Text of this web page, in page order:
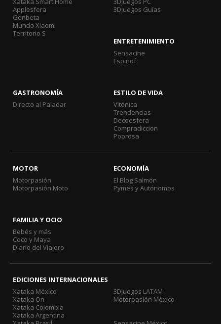
Applesfera
Genbeta
Mundo Xiaomi
Territorio S
3DJuegos Guías
ENTRETENIMIENTO
Sensacine
Espinof
GASTRONOMÍA
Directo al Paladar
ESTILO DE VIDA
Vitónica
Trendencias
Decoesfera
Compradiccion
Poprosa
MOTOR
Motorpasión
Motorpasión Moto
ECONOMÍA
El Blog Salmón
Pymes y Autónomos
FAMILIA Y OCIO
Bebés y más
Coco y Maya
Diario del Viajero
EDICIONES INTERNACIONALES
Xataka México
Xataka On
Xataka Colombia
Xataka Argentina
3DJuegos LATAM
Motorpasión México